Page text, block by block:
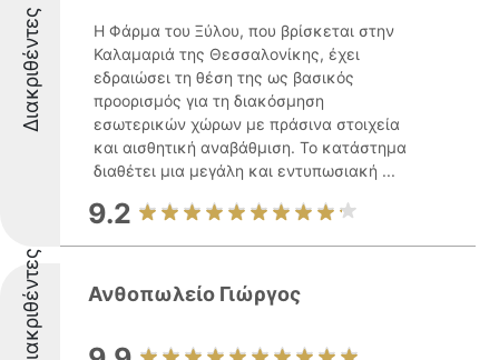
Διακριθέντες
Η Φάρμα του Ξύλου, που βρίσκεται στην
Καλαμαριά της Θεσσαλονίκης, έχει
εδραιώσει τη θέση της ως βασικός
προορισμός για τη διακόσμηση
εσωτερικών χώρων με πράσινα στοιχεία
και αισθητική αναβάθμιση. Το κατάστημα
διαθέτει μια μεγάλη και εντυπωσιακή ...
9.2
Διακριθέντες Ανθοπωλείο Γιώργος